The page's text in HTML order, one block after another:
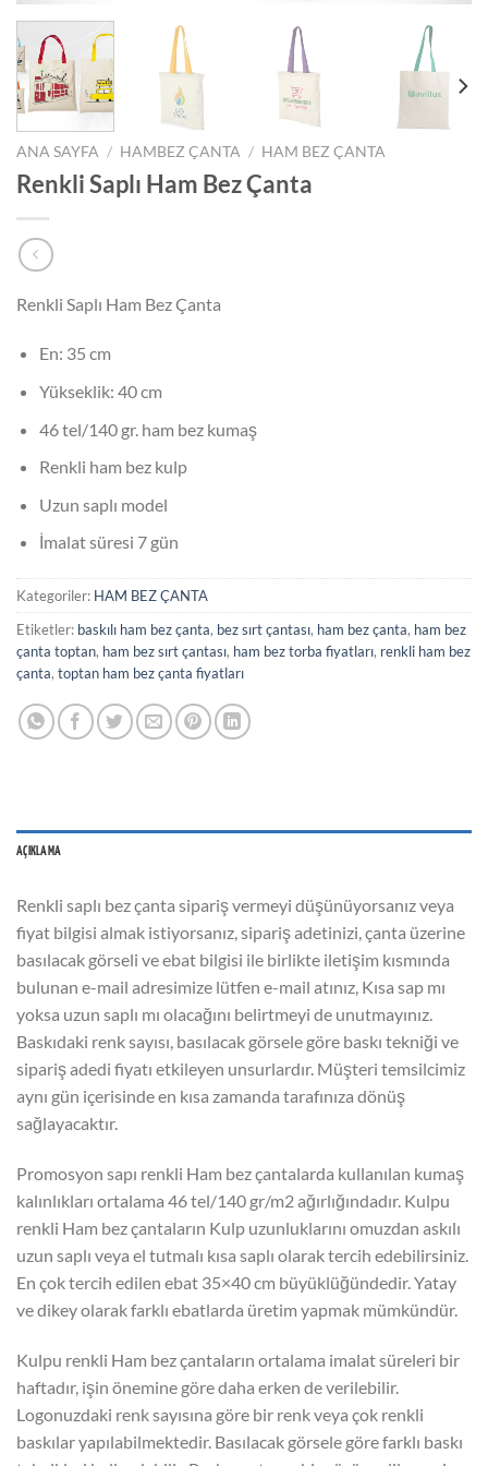
ANA SAYFA / HAMBEZ ÇANTA / HAM BEZ ÇANTA
Renkli Saplı Ham Bez Çanta
Renkli Saplı Ham Bez Çanta
En: 35 cm
Yükseklik: 40 cm
46 tel/140 gr. ham bez kumaş
Renkli ham bez kulp
Uzun saplı model
İmalat süresi 7 gün
Kategoriler: HAM BEZ ÇANTA
Etiketler: baskılı ham bez çanta, bez sırt çantası, ham bez çanta, ham bez
çanta toptan, ham bez sırt çantası, ham bez torba fiyatları, renkli ham bez
çanta, toptan ham bez çanta fiyatları
AÇIKLAMA
Renkli saplı bez çanta sipariş vermeyi düşünüyorsanız veya
fiyat bilgisi almak istiyorsanız, sipariş adetinizi, çanta üzerine
basılacak görseli ve ebat bilgisi ile birlikte iletişim kısmında
bulunan e-mail adresimize lütfen e-mail atınız, Kısa sap mı
yoksa uzun saplı mı olacağını belirtmeyi de unutmayınız.
Baskıdaki renk sayısı, basılacak görsele göre baskı tekniği ve
sipariş adedi fiyatı etkileyen unsurlardır. Müşteri temsilcimiz
aynı gün içerisinde en kısa zamanda tarafınıza dönüş
sağlayacaktır.
Promosyon sapı renkli Ham bez çantalarda kullanılan kumaş
kalınlıkları ortalama 46 tel/140 gr/m2 ağırlığındadır. Kulpu
renkli Ham bez çantaların Kulp uzunluklarını omuzdan askılı
uzun saplı veya el tutmalı kısa saplı olarak tercih edebilirsiniz.
En çok tercih edilen ebat 35×40 cm büyüklüğündedir. Yatay
ve dikey olarak farklı ebatlarda üretim yapmak mümkündür.
Kulpu renkli Ham bez çantaların ortalama imalat süreleri bir
haftadır, işin önemine göre daha erken de verilebilir.
Logonuzdaki renk sayısına göre bir renk veya çok renkli
baskılar yapılabilmektedir. Basılacak görsele göre farklı baskı